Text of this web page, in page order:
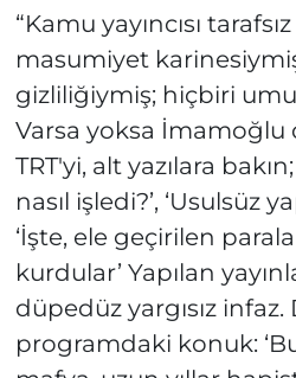
“Kamu yayıncısı
masumiyet
gizliliğiymiş; hiçbiri
Varsa yoksa İmamoğlu
TRT'yi, alt yazılara
nasıl işledi?’, ‘Usulsüz
‘İşte, ele geçirilen
kurdular’ Yapılan
düpedüz yargısız infaz.
programdaki konuk: